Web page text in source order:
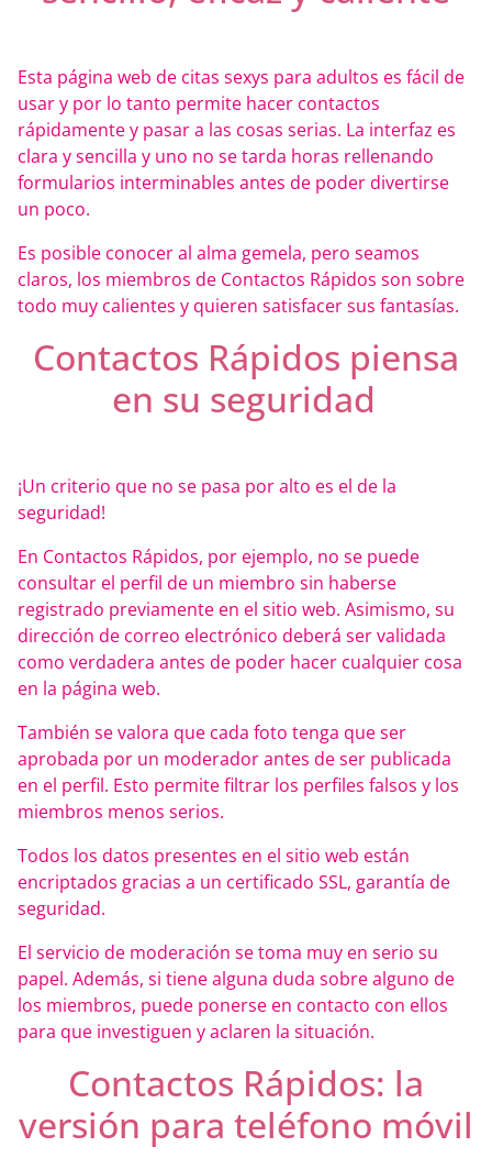
Esta página web de citas sexys para adultos es fácil de
usar y por lo tanto permite hacer contactos
rápidamente y pasar a las cosas serias. La interfaz es
clara y sencilla y uno no se tarda horas rellenando
formularios interminables antes de poder divertirse
un poco.
Es posible conocer al alma gemela, pero seamos
claros, los miembros de Contactos Rápidos son sobre
todo muy calientes y quieren satisfacer sus fantasías.
Contactos Rápidos piensa
en su seguridad
¡Un criterio que no se pasa por alto es el de la
seguridad!
En Contactos Rápidos, por ejemplo, no se puede
consultar el perfil de un miembro sin haberse
registrado previamente en el sitio web. Asimismo, su
dirección de correo electrónico deberá ser validada
como verdadera antes de poder hacer cualquier cosa
en la página web.
También se valora que cada foto tenga que ser
aprobada por un moderador antes de ser publicada
en el perfil. Esto permite filtrar los perfiles falsos y los
miembros menos serios.
Todos los datos presentes en el sitio web están
encriptados gracias a un certificado SSL, garantía de
seguridad.
El servicio de moderación se toma muy en serio su
papel. Además, si tiene alguna duda sobre alguno de
los miembros, puede ponerse en contacto con ellos
para que investiguen y aclaren la situación.
Contactos Rápidos: la
versión para teléfono móvil